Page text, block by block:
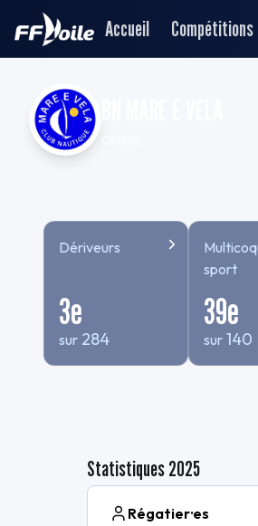
Accueil Compétitions
Dériveurs
3e
sur 284
sport
39e
sur 140
Statistiques2025
Régatier·es